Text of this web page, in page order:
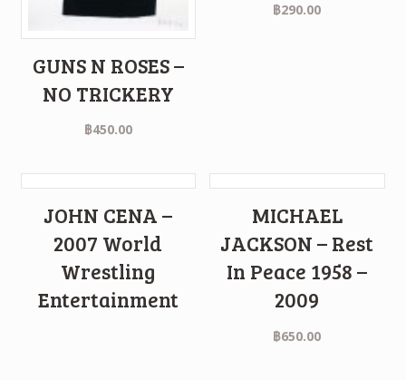
GUNS N ROSES –
NO TRICKERY
฿450.00
฿290.00
JOHN CENA –
2007 World
Wrestling
Entertainment
MICHAEL
JACKSON – Rest
In Peace 1958 –
2009
฿650.00